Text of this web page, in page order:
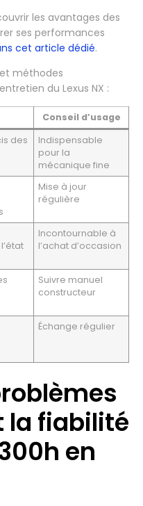
les avantages des
ses performances
cet article dédié.
méthodes
du Lexus NX :
Conseil d’usage
des
Indispensable
pour la
mécanique fine
Mise à jour
régulière
Incontournable à
l’achat d’occasion
Suivre manuel
constructeur
Échange régulier
la fiabilité
en